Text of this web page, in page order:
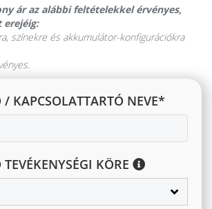
ár az alábbi feltételekkel érvényes,
erejéig:
színekre és akkumulátor-konfigurációkra
/ KAPCSOLATTARTÓ NEVE*
KÖRE